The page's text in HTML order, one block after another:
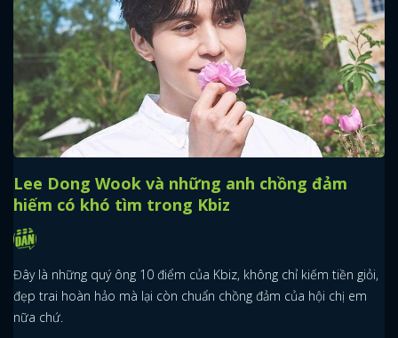
Lee Dong Wook và những anh chồng đảm
hiếm có khó tìm trong Kbiz
Đây là những quý ông 10 điểm của Kbiz, không chỉ kiếm tiền giỏi,
đẹp trai hoàn hảo mà lại còn chuẩn chồng đảm của hội chị em
nữa chứ.